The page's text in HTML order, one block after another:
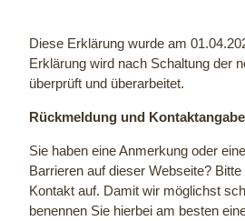
Diese Erklärung wurde am
Erklärung wird nach Schaltung der
überprüft und überarbeitet.
Rückmeldung und
Sie haben eine Anmerkung oder
Barrieren auf dieser Webseite?
Kontakt auf. Damit wir möglichst
benennen Sie hierbei am besten